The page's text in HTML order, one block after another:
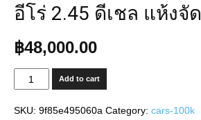
อีโร่ 2.45 ดีเชล แห้งจัด
฿48,000.00
โร่
Add to cart
SKU: 9f85e495060a Category: cars-100k